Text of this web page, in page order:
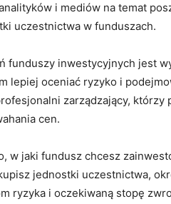
i mediów na temat
uczestnictwa w funduszach.
funduszy inwestycyjnych jest
lepiej oceniać ryzyko i
zarządzający,
cen.
w jaki fundusz chcesz
jednostki uczestnictwa,
ryzyka i oczekiwaną stopę